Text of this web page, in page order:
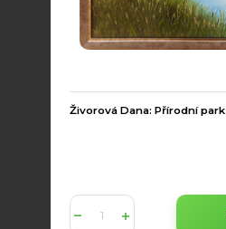
Živorová Dana: Přírodní